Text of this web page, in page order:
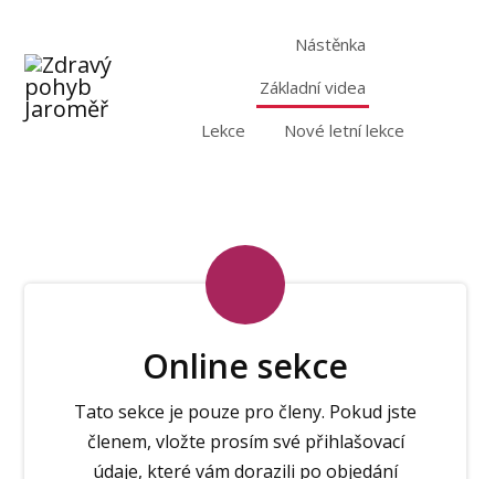
Nástěnka
Základní videa
Lekce
Nové letní lekce
Online sekce
Tato sekce je pouze pro členy. Pokud jste
členem, vložte prosím své přihlašovací
údaje, které vám dorazili po objedání